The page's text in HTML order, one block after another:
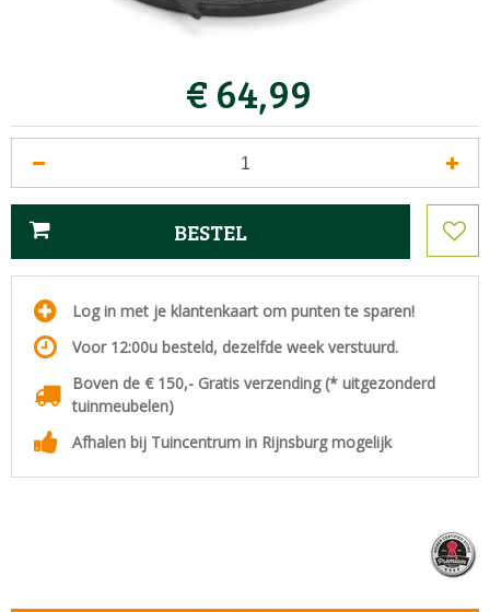
€ 64,99
Log in met je klantenkaart om punten te sparen!
Voor 12:00u besteld, dezelfde week verstuurd.
Boven de € 150,- Gratis verzending (* uitgezonderd
tuinmeubelen)
Afhalen bij Tuincentrum in Rijnsburg mogelijk